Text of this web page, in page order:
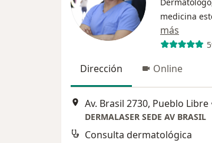
medicina
más
Dirección Online
Av. Brasil 2730, Pueblo Libre
DERMALASER SEDE AV BRASIL
Consulta dermatológica